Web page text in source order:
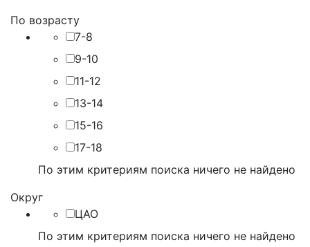
По возрасту
7-8
9-10
11-12
13-14
15-16
17-18
По этим критериям поиска ничего не найдено
Округ
ЦАО
По этим критериям поиска ничего не найдено